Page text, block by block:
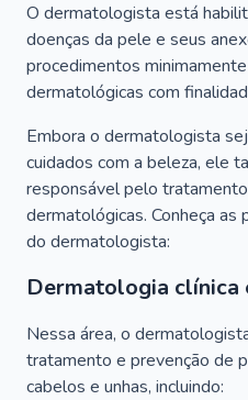
O dermatologista está
doenças da pele e seus
procedimentos
dermatológicas com
Embora o dermatologista
cuidados com a beleza, ele
responsável pelo
dermatológicas. Conheça as
do dermatologista:
Dermatologia clínica
Nessa área, o
tratamento e prevenção de
cabelos e unhas, incluindo: